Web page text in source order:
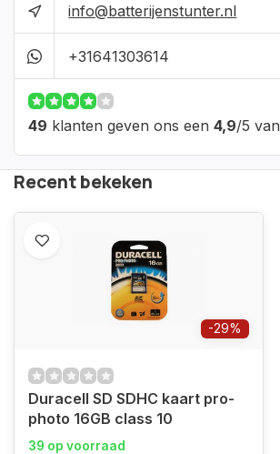
info@batterijenstunter.nl
+31641303614
49 klanten geven ons een 4,9/5 van
Recent bekeken
-29%
Duracell SD SDHC kaart pro-
photo 16GB class 10
39 op voorraad